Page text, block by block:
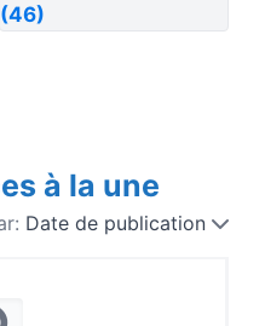
(46)
à la une
Date de publication